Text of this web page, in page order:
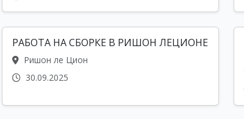
РАБОTA НА СБОРКE В РИШОН ЛЕЦИОНЕ
Ришон ле Цион
30.09.2025